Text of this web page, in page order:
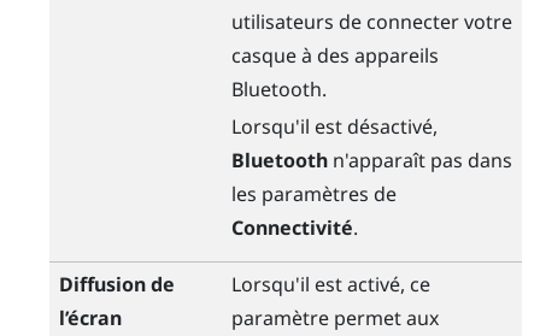
utilisateurs de connecter votre
casque à des appareils
Bluetooth.
Lorsqu'il est désactivé,
Bluetoothn'apparaît pas dans
les paramètres de
Connectivité.
Diffusion de
l’écran
Lorsqu'il est activé, ce
paramètre permet aux